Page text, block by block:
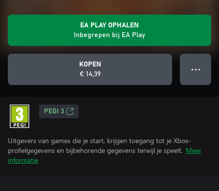
EA PLAY OPHALEN
Inbegrepen bij EA Play
KOPEN
€ 14,39
● ● ●
PEGI 3
Uitgevers van games die je start, krijgen toegang tot je Xbox-
profielgegevens en bijbehorende gegevens terwijl je speelt. Meer
informatie